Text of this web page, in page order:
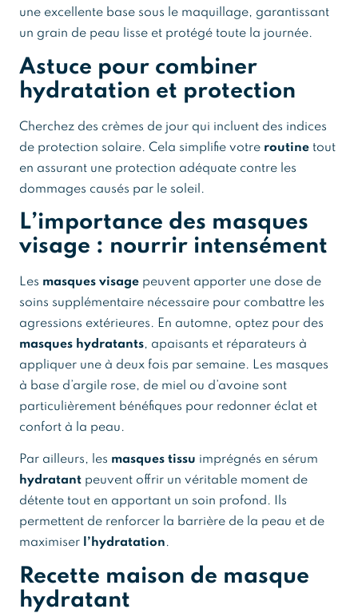
une excellente base sous le maquillage, garantissant
un grain de peau lisse et protégé toute la journée.
Astuce pour combiner
hydratation et protection
Cherchez des crèmes de jour qui incluent des indices
de protection solaire. Cela simplifie votre routine tout
en assurant une protection adéquate contre les
dommages causés par le soleil.
L’importance des masques
visage : nourrir intensément
Les masques visage peuvent apporter une dose de
soins supplémentaire nécessaire pour combattre les
agressions extérieures. En automne, optez pour des
masques hydratants, apaisants et réparateurs à
appliquer une à deux fois par semaine. Les masques
à base d’argile rose, de miel ou d’avoine sont
particulièrement bénéfiques pour redonner éclat et
confort à la peau.
Par ailleurs, les masques tissu imprégnés en sérum
hydratant peuvent offrir un véritable moment de
détente tout en apportant un soin profond. Ils
permettent de renforcer la barrière de la peau et de
maximiser l’hydratation.
Recette maison de masque
hydratant